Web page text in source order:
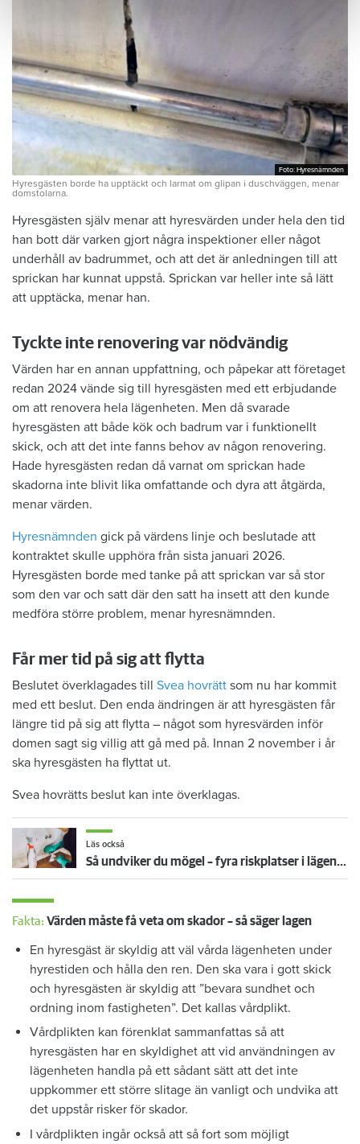
Foto: Hyresnämnden
Foto: Hyresnämnden
Hyresgästen borde ha upptäckt och larmat om glipan i duschväggen, menar
domstolarna.
Hyresgästen själv menar att hyresvärden under hela den tid
han bott där varken gjort några inspektioner eller något
underhåll av badrummet, och att det är anledningen till att
sprickan har kunnat uppstå. Sprickan var heller inte så lätt
att upptäcka, menar han.
Tyckte inte renovering var nödvändig
Värden har en annan uppfattning, och påpekar att företaget
redan 2024 vände sig till hyresgästen med ett erbjudande
om att renovera hela lägenheten. Men då svarade
hyresgästen att både kök och badrum var i funktionellt
skick, och att det inte fanns behov av någon renovering.
Hade hyresgästen redan då varnat om sprickan hade
skadorna inte blivit lika omfattande och dyra att åtgärda,
menar värden.
Hyresnämnden gick på värdens linje och beslutade att
kontraktet skulle upphöra från sista januari 2026.
Hyresgästen borde med tanke på att sprickan var så stor
som den var och satt där den satt ha insett att den kunde
medföra större problem, menar hyresnämnden.
Får mer tid på sig att flytta
Beslutet överklagades till Svea hovrätt som nu har kommit
med ett beslut. Den enda ändringen är att hyresgästen får
längre tid på sig att flytta – något som hyresvärden inför
domen sagt sig villig att gå med på. Innan 2 november i år
ska hyresgästen ha flyttat ut.
Svea hovrätts beslut kan inte överklagas.
Läs också
Så undviker du mögel – fyra riskplatser i lägenheten: ”Måste städa bort”
Fakta: Värden måste få veta om skador – så säger lagen
En hyresgäst är skyldig att väl vårda lägenheten under
hyrestiden och hålla den ren. Den ska vara i gott skick
och hyresgästen är skyldig att ”bevara sundhet och
ordning inom fastigheten”. Det kallas vårdplikt.
Vårdplikten kan förenklat sammanfattas så att
hyresgästen har en skyldighet att vid användningen av
lägenheten handla på ett sådant sätt att det inte
uppkommer ett större slitage än vanligt och undvika att
det uppstår risker för skador.
I vårdplikten ingår också att så fort som möjligt